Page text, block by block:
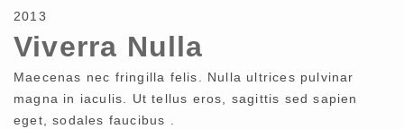
2013
Viverra Nulla
Maecenas nec fringilla felis. Nulla ultrices pulvinar
magna in iaculis. Ut tellus eros, sagittis sed sapien
eget, sodales faucibus .